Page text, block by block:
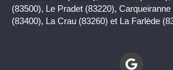
(83500), Le Pradet (83220),
(83400), La Crau (83260) et La Farlède